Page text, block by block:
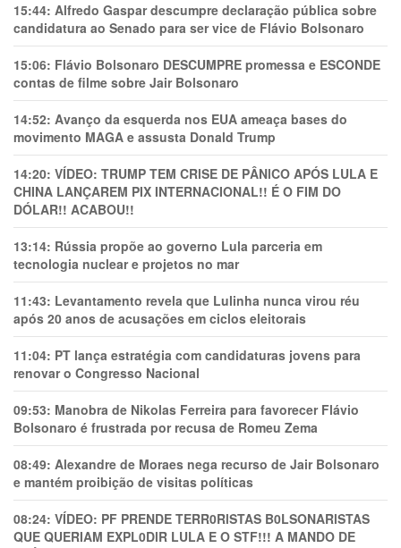
15:44: Alfredo Gaspar descumpre declaração pública sobre
candidatura ao Senado para ser vice de Flávio Bolsonaro
15:06: Flávio Bolsonaro DESCUMPRE promessa e ESCONDE
contas de filme sobre Jair Bolsonaro
14:52: Avanço da esquerda nos EUA ameaça bases do
movimento MAGA e assusta Donald Trump
14:20: VÍDEO: TRUMP TEM CRlSE DE PÂNlCO APÓS LULA E
CHINA LANÇAREM PIX INTERNACIONAL!! É O FIM DO
DÓLAR!! ACABOU!!
13:14: Rússia propõe ao governo Lula parceria em
tecnologia nuclear e projetos no mar
11:43: Levantamento revela que Lulinha nunca virou réu
após 20 anos de acusações em ciclos eleitorais
11:04: PT lança estratégia com candidaturas jovens para
renovar o Congresso Nacional
09:53: Manobra de Nikolas Ferreira para favorecer Flávio
Bolsonaro é frustrada por recusa de Romeu Zema
08:49: Alexandre de Moraes nega recurso de Jair Bolsonaro
e mantém proibição de visitas políticas
08:24: VÍDEO: PF PRENDE TERR0RlSTAS B0LSONARlSTAS
QUE QUERIAM EXPL0DlR LULA E O STF!!! A MANDO DE